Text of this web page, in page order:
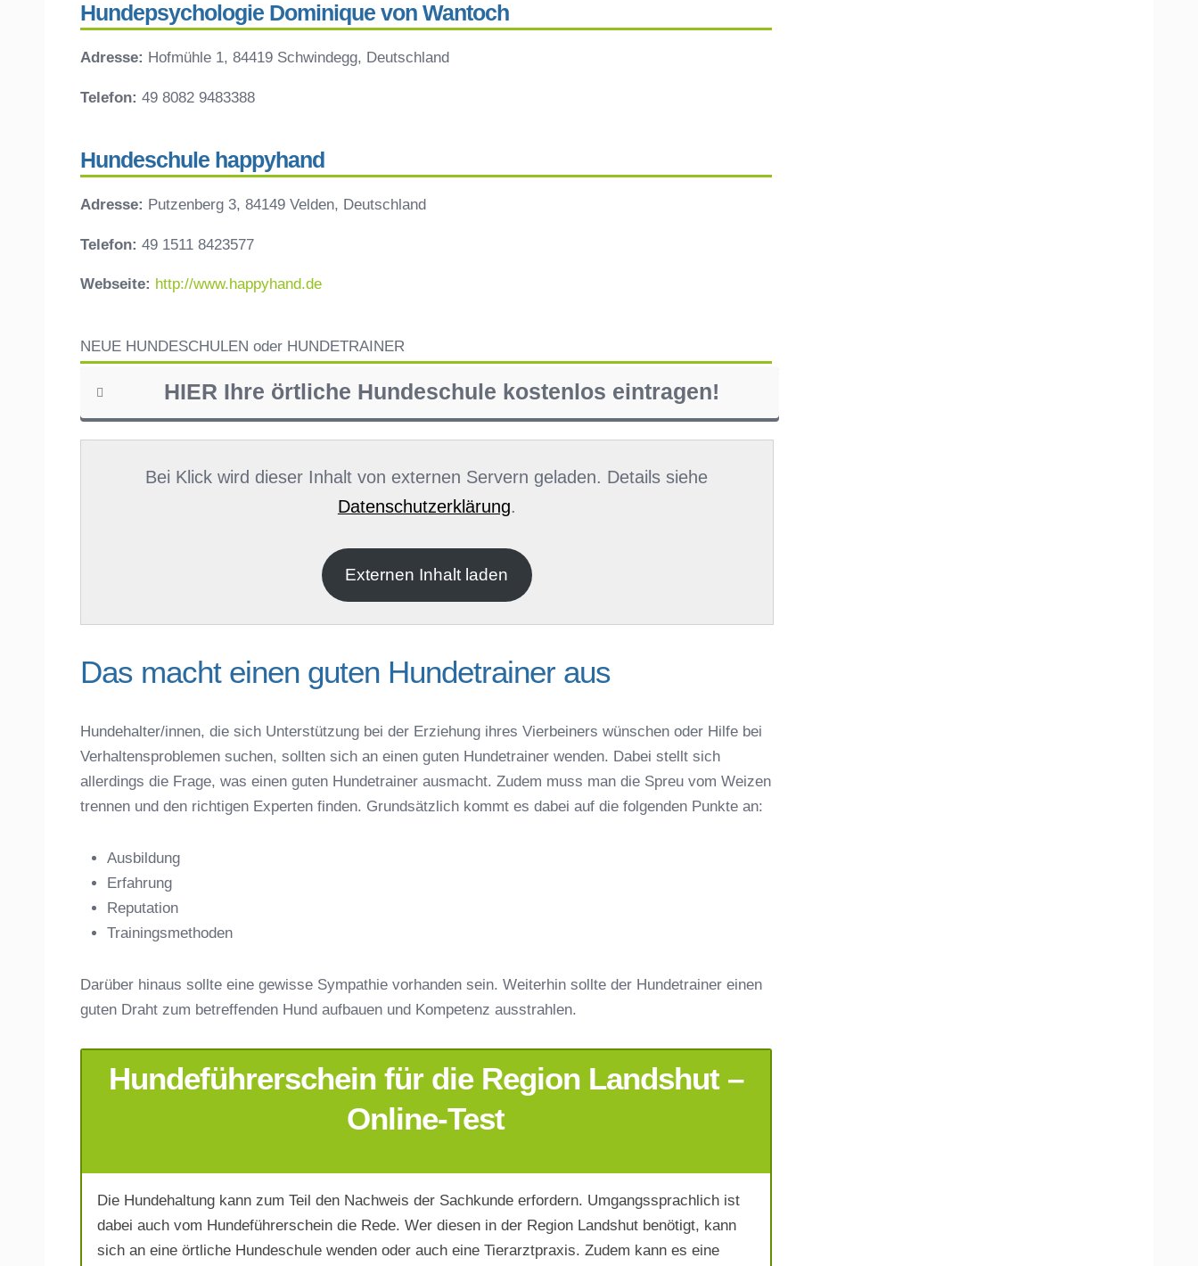
Hundepsychologie Dominique von Wantoch
Adresse: Hofmühle 1, 84419 Schwindegg, Deutschland
Telefon: 49 8082 9483388
Hundeschule happyhand
Adresse: Putzenberg 3, 84149 Velden, Deutschland
Telefon: 49 1511 8423577
Webseite: http://www.happyhand.de
NEUE HUNDESCHULEN oder HUNDETRAINER
HIER Ihre örtliche Hundeschule kostenlos eintragen!
Name der Hundeschule*
Anschrift
E-Mail-Adresse*
Telefonnummer*
Bei Klick wird dieser Inhalt von externen Servern geladen. Details siehe
Datenschutzerklärung.
Externen Inhalt laden
Das macht einen guten Hundetrainer aus
Hundehalter/innen, die sich Unterstützung bei der Erziehung ihres Vierbeiners wünschen oder Hilfe bei
Verhaltensproblemen suchen, sollten sich an einen guten Hundetrainer wenden. Dabei stellt sich
allerdings die Frage, was einen guten Hundetrainer ausmacht. Zudem muss man die Spreu vom Weizen
trennen und den richtigen Experten finden. Grundsätzlich kommt es dabei auf die folgenden Punkte an:
Ausbildung
Erfahrung
Reputation
Trainingsmethoden
Darüber hinaus sollte eine gewisse Sympathie vorhanden sein. Weiterhin sollte der Hundetrainer einen
guten Draht zum betreffenden Hund aufbauen und Kompetenz ausstrahlen.
Hundeführerschein für die Region Landshut –
Online-Test
Die Hundehaltung kann zum Teil den Nachweis der Sachkunde erfordern. Umgangssprachlich ist
dabei auch vom Hundeführerschein die Rede. Wer diesen in der Region Landshut benötigt, kann
sich an eine örtliche Hundeschule wenden oder auch eine Tierarztpraxis. Zudem kann es eine